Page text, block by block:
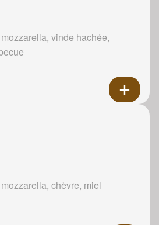
vinde hachée,
chèvre, miel